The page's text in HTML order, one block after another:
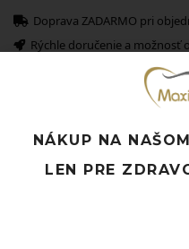
Doprava ZADARMO pri
Rýchle doručenie a možnosť
Potrebujete poradiť?
Súvisiace
NÁKUP NA
LEN PRE